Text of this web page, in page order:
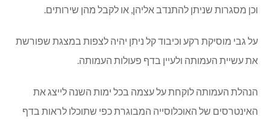
וכן מסגרות שניתן להתנדב אליהן, או לקבל מהן שירותים.
על גבי מוסיקת רקע וכיבוד קל ניתן יהיה לצפות במצגת שפורשת
את עשיית העמותה ולעיין בדף פעולות העמותה.
הנהלת העמותה לוקחת על עצמה בכל ימות השנה לייצג את
האינטרסים של האוכלוסייה המבוגרת כפי שתוכלו לראות בדף